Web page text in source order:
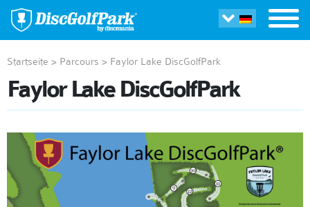
Startseite > Parcours > Faylor Lake DiscGolfPark
Faylor Lake DiscGolfPark